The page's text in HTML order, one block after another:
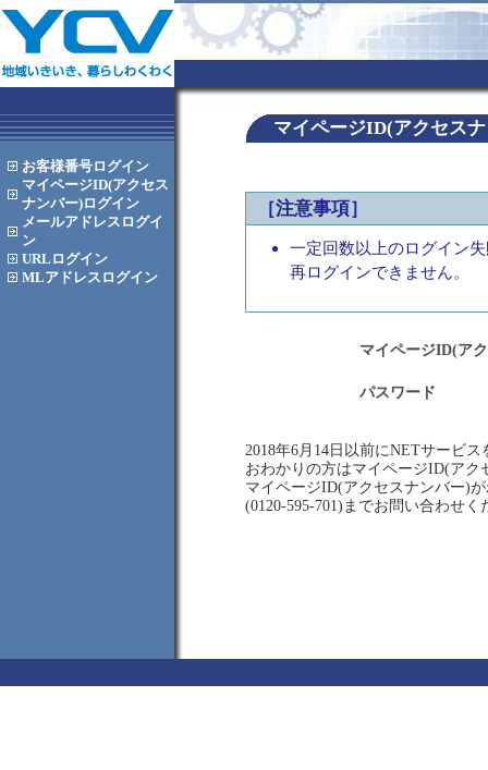
お客様番号ログイン
マイページID(アクセス
ナンバー)ログイン
メールアドレス ログイ
ン
URL ログイン
MLアドレス ログイン
マイページID(アクセス
［注意事項］
一定回数以上のログイン
再ログインできません。
マイページID(ア
パスワード
2018年6月14日以前にNETサービ
おわかりの方はマイページID(ア
マイページID(アクセスナンバー)
(0120-595-701)までお問い合わせく